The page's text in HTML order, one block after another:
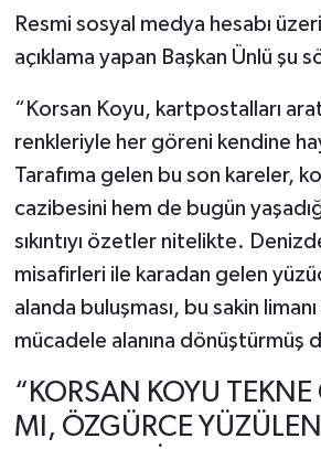
Resmi sosyal medya hesabı
açıklama yapan Başkan Ünlü şu
“Korsan Koyu, kartpostalları
renkleriyle her göreni kendine
Tarafıma gelen bu son kareler,
cazibesini hem de bugün
sıkıntıyı özetler nitelikte.
misafirleri ile karadan gelen
alanda buluşması, bu sakin
mücadele alanına dönüştürmüş
“KORSAN KOYU TEKNE
MI, ÖZGÜRCE